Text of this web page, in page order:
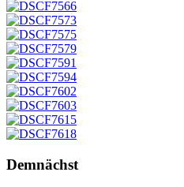
Demnächst